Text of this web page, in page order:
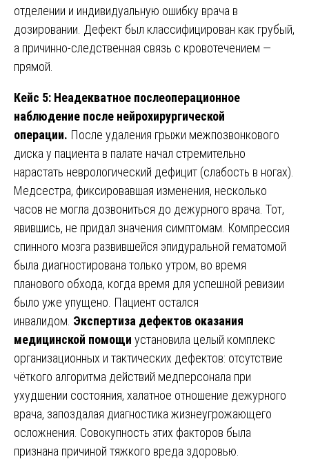
отделении и индивидуальную ошибку врача в
дозировании. Дефект был классифицирован как грубый,
а причинно-следственная связь с кровотечением —
прямой.
Кейс 5: Неадекватное послеоперационное
наблюдение после нейрохирургической
операции. После удаления грыжи межпозвонкового
диска у пациента в палате начал стремительно
нарастать неврологический дефицит (слабость в ногах).
Медсестра, фиксировавшая изменения, несколько
часов не могла дозвониться до дежурного врача. Тот,
явившись, не придал значения симптомам. Компрессия
спинного мозга развившейся эпидуральной гематомой
была диагностирована только утром, во время
планового обхода, когда время для успешной ревизии
было уже упущено. Пациент остался
инвалидом. Экспертиза дефектов оказания
медицинской помощи установила целый комплекс
организационных и тактических дефектов: отсутствие
чёткого алгоритма действий медперсонала при
ухудшении состояния, халатное отношение дежурного
врача, запоздалая диагностика жизнеугрожающего
осложнения. Совокупность этих факторов была
признана причиной тяжкого вреда здоровью.